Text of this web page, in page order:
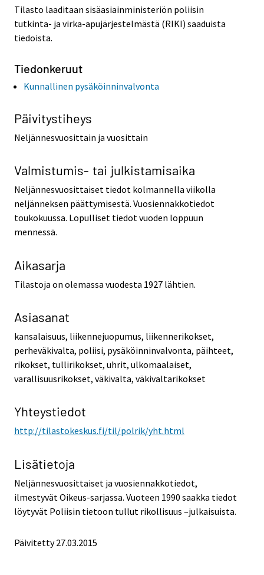
Tilasto laaditaan sisäasiainministeriön poliisin
tutkinta- ja virka-apujärjestelmästä (RIKI) saaduista
tiedoista.
Tiedonkeruut
Kunnallinen pysäköinninvalvonta
Päivitystiheys
Neljännesvuosittain ja vuosittain
Valmistumis- tai julkistamisaika
Neljännesvuosittaiset tiedot kolmannella viikolla
neljänneksen päättymisestä. Vuosiennakkotiedot
toukokuussa. Lopulliset tiedot vuoden loppuun
mennessä.
Aikasarja
Tilastoja on olemassa vuodesta 1927 lähtien.
Asiasanat
kansalaisuus, liikennejuopumus, liikennerikokset,
perheväkivalta, poliisi, pysäköinninvalvonta, päihteet,
rikokset, tullirikokset, uhrit, ulkomaalaiset,
varallisuusrikokset, väkivalta, väkivaltarikokset
Yhteystiedot
http://tilastokeskus.fi/til/polrik/yht.html
Lisätietoja
Neljännesvuosittaiset ja vuosiennakkotiedot,
ilmestyvät Oikeus-sarjassa. Vuoteen 1990 saakka tiedot
löytyvät Poliisin tietoon tullut rikollisuus –julkaisuista.
Päivitetty 27.03.2015